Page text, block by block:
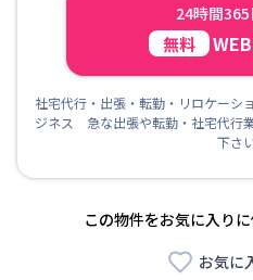
24時間
無料
社宅代行・出張・転勤・リロケーシ
ジネス 急な出張や転勤・社宅代行
下さい
この物件をお気に入り
お気に